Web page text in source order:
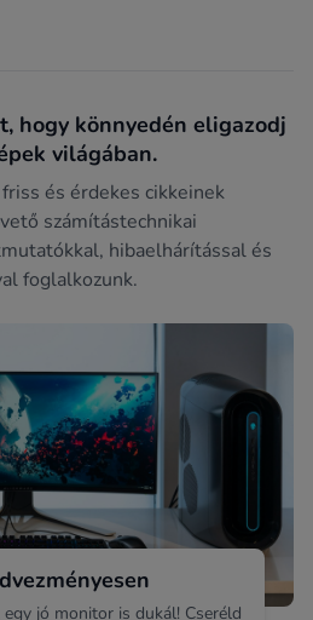
hogy könnyedén eligazodj
világában.
és érdekes cikkeinek
számítástechnikai
hibaelhárítással és
foglalkozunk.
jó monitor is dukál! Cseréld